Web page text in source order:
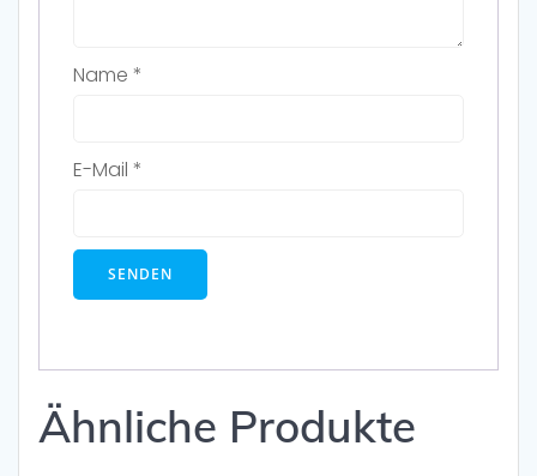
Name *
E-Mail *
Ähnliche Produkte